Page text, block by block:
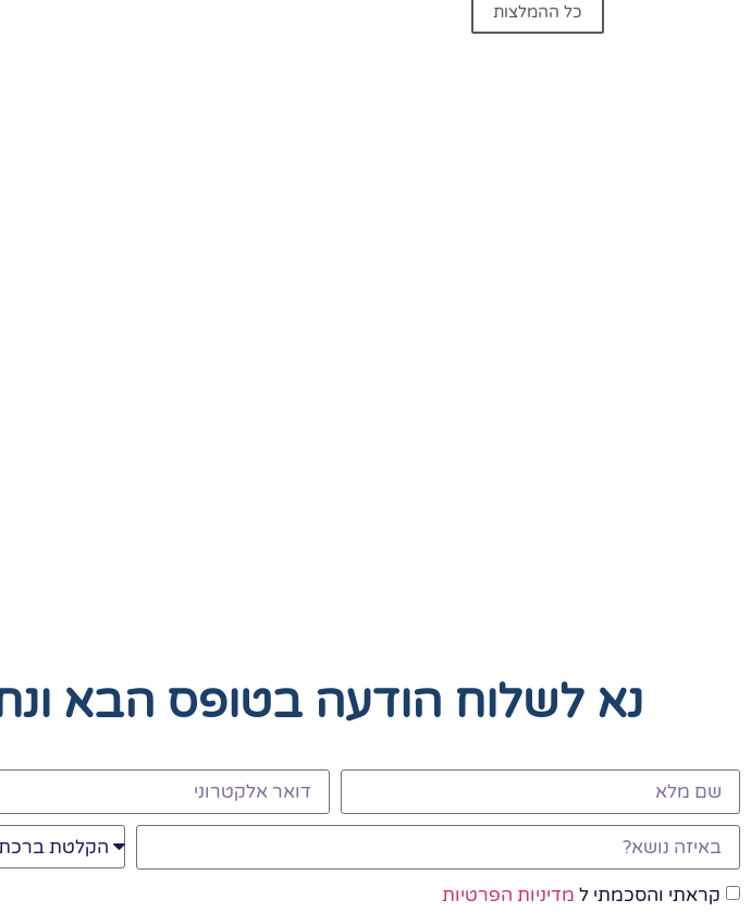
כל ההמלצות
נא לשלוח הודעה בטופס הבא
קראתי והסכמתי ל מדיניות הפרטיות